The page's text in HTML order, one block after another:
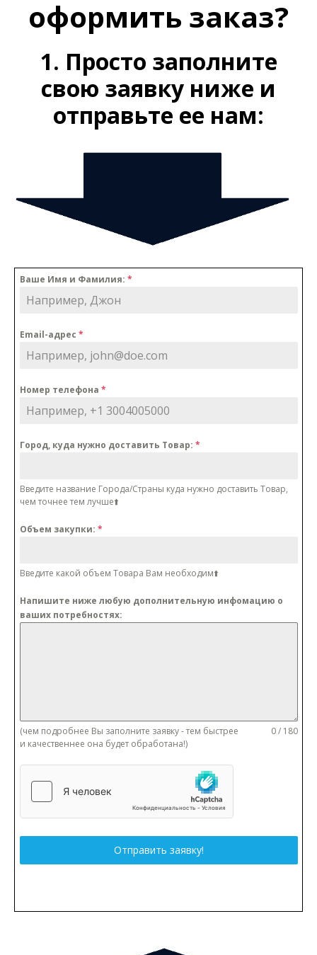
оформить заказ?
1. Просто заполните
свою заявку ниже и
отправьте ее нам:
Ваше Имя и Фамилия: *
Email-адрес *
Номер телефона *
Город, куда нужно доставить Товар: *
Введите название Города/Cтраны куда нужно доставить Товар,
чем точнее тем лучше⬆️
Объем закупки: *
Введите какой объем Товара Вам необходим⬆️
Напишите ниже любую дополнительную инфомацию о
ваших потребностях:
(чем подробнее Вы заполните заявку - тем быстрее
и качественнее она будет обработана!)
0 / 180
Отправить заявку!